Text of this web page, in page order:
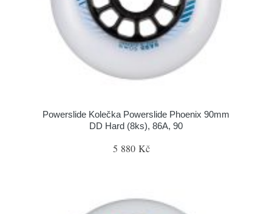
Powerslide Kolečka Powerslide Phoenix 90mm
DD Hard (8ks), 86A, 90
5 880 Kč